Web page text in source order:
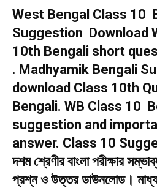
West Bengal Class 10
Suggestion Download
10th Bengali short
. Madhyamik Bengali
download Class 10th
Bengali. WB Class 10
suggestion and
answer. Class 10
দশম শ্রেণীর বাংলা পরীক্ষার
প্রশ্ন ও উত্তর ডাউনলোড।